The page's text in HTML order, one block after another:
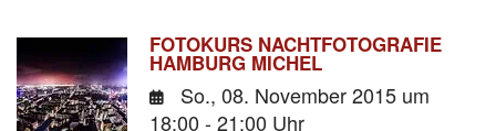
FOTOKURS NACHTFOTOGRAFIE
HAMBURG MICHEL
So., 08. November 2015 um
18:00 - 21:00 Uhr